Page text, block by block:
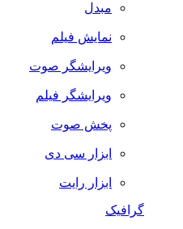
مبدل
نمایش فیلم
ویرایشگر صوت
ویرایشگر فیلم
پخش صوت
ابزار سی دی
ابزار رایت
گرافیک